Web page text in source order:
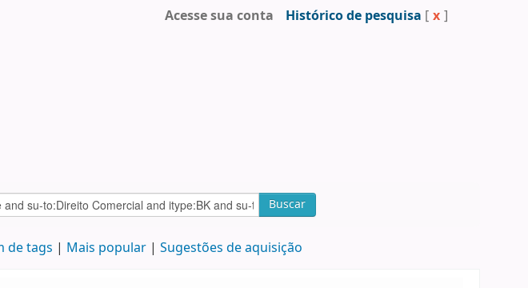
Acesse sua conta Histórico de pesquisa [ x ]
Buscar
de tags Mais popular Sugestões de aquisição